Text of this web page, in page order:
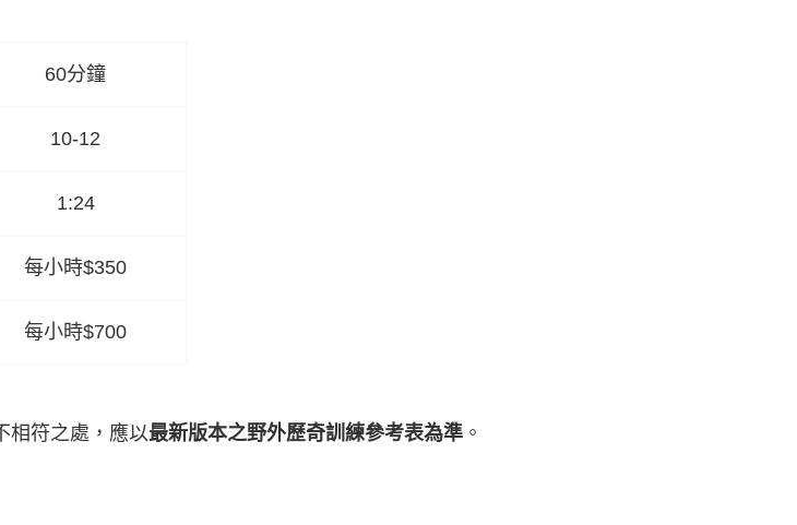
60分鐘
10-12
1:24
每小時$350
每小時$700
相符之處，應以最新版本之野外歷奇訓練參考表為準 。